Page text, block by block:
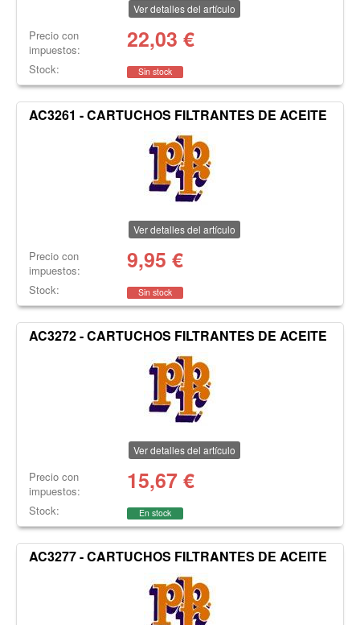
Ver detalles del artículo
Precio con
impuestos:
22,03 €
Stock: Sin stock
AC3261 - CARTUCHOS FILTRANTES DE ACEITE
Ver detalles del artículo
Precio con
impuestos:
9,95 €
Stock: Sin stock
AC3272 - CARTUCHOS FILTRANTES DE ACEITE
Ver detalles del artículo
Precio con
impuestos:
15,67€
Stock: En stock
AC3277 - CARTUCHOS FILTRANTES DE ACEITE